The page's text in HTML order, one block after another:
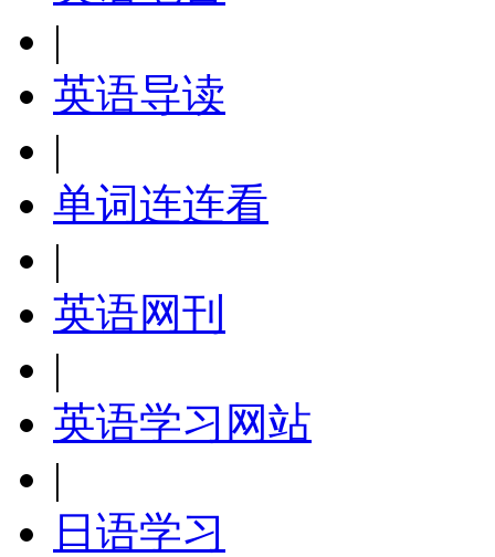
|
英语导读
|
单词连连看
|
英语网刊
|
英语学习网站
|
日语学习